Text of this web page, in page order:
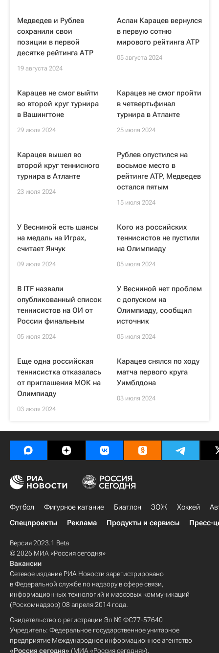
Медведев и Рублев
сохранили свои
позиции в первой
десятке рейтинга АТР
19 августа 2024
Аслан Карацев вернулся
в первую сотню
мирового рейтинга ATP
05 августа 2024
Карацев не смог выйти
во второй круг турнира
в Вашингтоне
29 июля 2024
Карацев не смог пройти
в четвертьфинал
турнира в Атланте
25 июля 2024
Карацев вышел во
второй круг теннисного
турнира в Атланте
23 июля 2024
Рублев опустился на
восьмое место в
рейтинге ATP, Медведев
остался пятым
15 июля 2024
У Весниной есть шансы
на медаль на Играх,
считает Янчук
09 июля 2024
Кого из российских
теннисистов не пустили
на Олимпиаду
05 июля 2024
В ITF назвали
опубликованный список
теннисистов на ОИ от
России финальным
05 июля 2024
У Весниной нет проблем
с допуском на
Олимпиаду, сообщил
источник
05 июля 2024
Еще одна российская
теннисистка отказалась
от приглашения МОК на
Олимпиаду
03 июля 2024
Карацев снялся по ходу
матча первого круга
Уимблдона
03 июля 2024
Футбол Фигурное катание Биатлон ЗОЖ Хоккей
Спецпроекты
Реклама Продукты и сервисы Пресс-
Версия 2023.1 Beta
© 2026 МИА «Россия сегодня»
Вакансии
Сетевое издание РИА Новости зарегистрировано
в Федеральной службе по надзору в сфере связи,
информационных технологий и массовых коммуникаций
(Роскомнадзор) 08 апреля 2014 года.
Свидетельство о регистрации Эл № ФС77-57640
Учредитель: Федеральное государственное унитарное
предприятие Международное информационное агентство
«Россия сегодня» (МИА «Россия сегодня»).